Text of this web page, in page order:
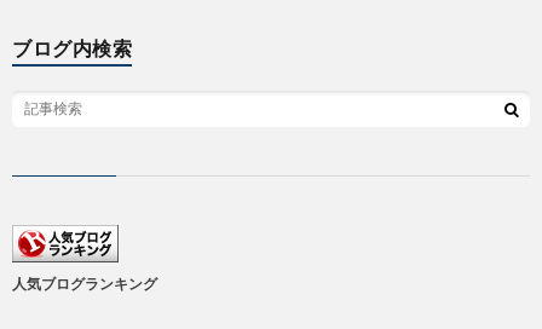
ブログ内検索
人気ブログランキング